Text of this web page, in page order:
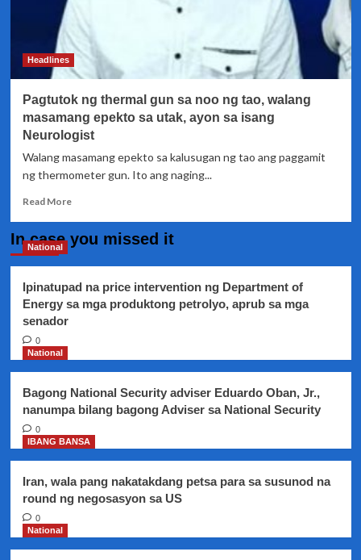
Headlines
Pagtutok ng thermal gun sa noo ng tao, walang
masamang epekto sa utak, ayon sa isang
Neurologist
Walang masamang epekto sa kalusugan ng tao ang paggamit
ng thermometer gun. Ito ang naging...
Read MoreRead
Pagtutok
gun
sa
epekto
sa
ayon
sa
Neurologist
In case you missed it
National
Ipinatupad na price intervention ng Department of
Energy sa mga produktong petrolyo, aprub sa mga
senador
0
National
Bagong National Security adviser Eduardo Oban, Jr.,
nanumpa bilang bagong Adviser sa National Security
0
IBANG BANSA
Iran, wala pang nakatakdang petsa para sa susunod na
round ng negosasyon sa US
0
National